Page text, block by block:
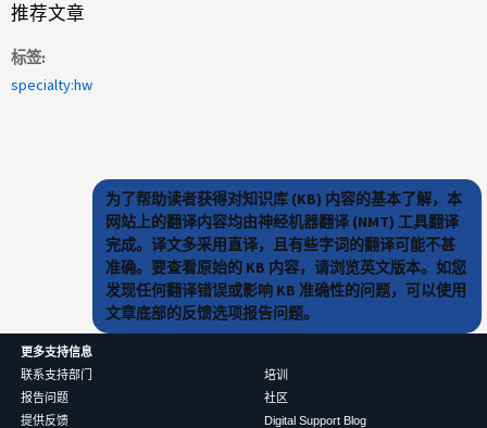
推荐文章
标签
specialty:hw
为了帮助读者获得对知识库 (KB) 内容的基本了解，本
网站上的翻译内容均由神经机器翻译 (NMT) 工具翻译
完成。译文多采用直译，且有些字词的翻译可能不甚
准确。要查看原始的 KB 内容，请浏览英文版本。如您
发现任何翻译错误或影响 KB 准确性的问题，可以使用
文章底部的反馈选项报告问题。
更多支持信息
联系支持部门
报告问题
提供反馈
培训
社区
Digital Support Blog